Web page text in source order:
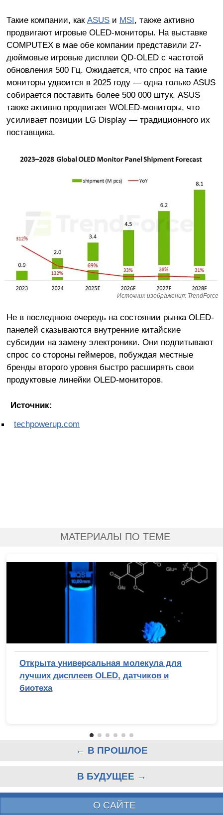
Такие компании, как ASUSи MSI, также активно
продвигают игровые OLED-мониторы. На выставке
COMPUTEX в мае обе компании представили 27-
дюймовые игровые дисплеи QD-OLED с частотой
обновления 500 Гц. Ожидается, что спрос на такие
мониторы удвоится в 2025 году — одна только ASUS
собирается поставить более 500 000 штук. ASUS
также активно продвигает WOLED-мониторы, что
усиливает позиции LG Display — традиционного их
поставщика.
Источник изображения: TrendForce
Не в последнюю очередь на состоянии рынка OLED-
панелей сказываются внутренние китайские
субсидии на замену электроники. Они подпитывают
спрос со стороны геймеров, побуждая местные
бренды второго уровня быстро расширять свои
продуктовые линейки OLED-мониторов.
Источник:
techpowerup.com
МАТЕРИАЛЫ ПО ТЕМЕ
Открыта универсальная молекула для
лучших дисплеев OLED, датчиков и
биотеха
← В ПРОШЛОЕ
В БУДУЩЕЕ →
О САЙТЕ